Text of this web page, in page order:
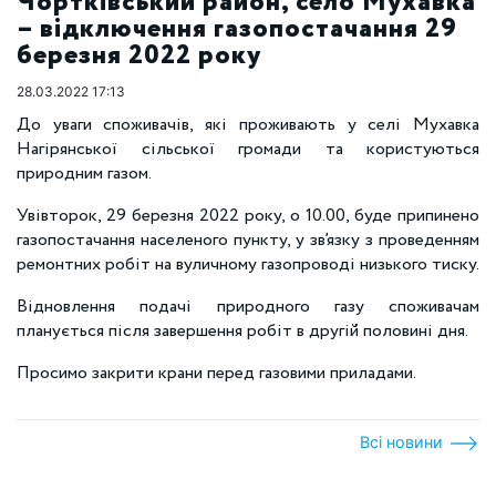
– відключення газопостачання 29
березня 2022 року
28.03.2022 17:13
До уваги споживачів, які проживають у селі Мухавка
Нагірянської сільської громади та користуються
природним газом.
Увівторок, 29 березня 2022 року, о 10.00, буде припинено
газопостачання населеного пункту, у зв’язку з проведенням
ремонтних робіт на вуличному газопроводі низького тиску.
Відновлення подачі природного газу споживачам
планується після завершення робіт в другій половині дня.
Просимо закрити крани перед газовими приладами.
Всі новини